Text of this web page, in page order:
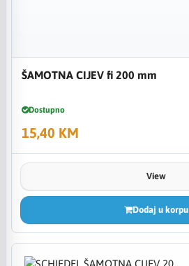
ŠAMOTNA CIJEV fi 200 mm
Dostupno
15,40 KM
View
Dodaj u korpu